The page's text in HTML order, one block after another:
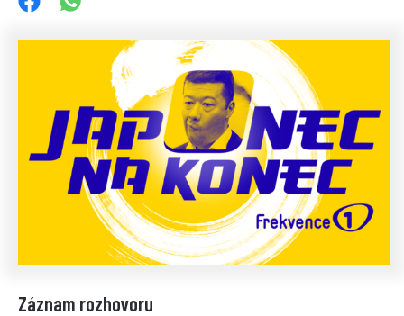
Záznam rozhovoru